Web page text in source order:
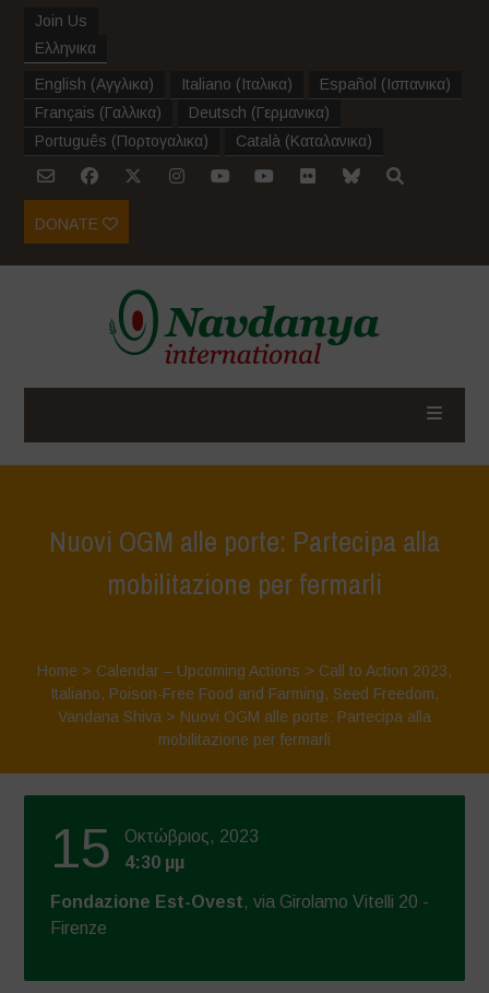
Join Us
Ελληνικα
English (Αγγλικα) Italiano (Ιταλικα) Español (Ισπανικα)
Français (Γαλλικα) Deutsch (Γερμανικα)
Português (Πορτογαλικα) Català (Καταλανικα)
DONATE
Nuovi OGM alle porte: Partecipa alla
mobilitazione per fermarli
Home > Calendar – Upcoming Actions > Call to Action 2023,
Italiano, Poison-Free Food and Farming, Seed Freedom,
Vandana Shiva > Nuovi OGM alle porte: Partecipa alla
mobilitazione per fermarli
15
Οκτώβριος, 2023
4:30 μμ
Fondazione Est-Ovest, via Girolamo Vitelli 20 -
Firenze